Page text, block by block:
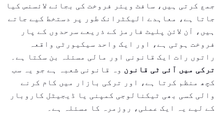
جمع کرتی ہیں، سافٹ ویئر فروخت کی بجائے لائسنس کیا
جاتا ہے، معاہدے الیکٹرانک طور پر دستخط کیے جاتے
ہیں، آن لائن پلیٹ فارمز کے ذریعے سرحدوں کے پار
فروخت ہوتی ہے، اور ایک واحد سیکیورٹی واقعہ
راتوں رات ایک قانونی اور مالی مسئلہ بن سکتا ہے۔
ترکی میں آئی ٹی قانون وہ قانونی شعبہ ہے جو یہ سب
کچھ منظم کرتا ہے، اور ترکی بازار میں کام کرنے
والی کسی بھی ٹیکنالوجی کمپنی یا ڈیجیٹل کاروبار
کے لیے یہ ایک عملی، روزمرہ کا مسئلہ ہے۔